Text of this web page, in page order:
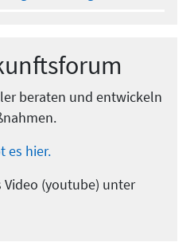
beraten und entwickeln
es hier.
(youtube) unter